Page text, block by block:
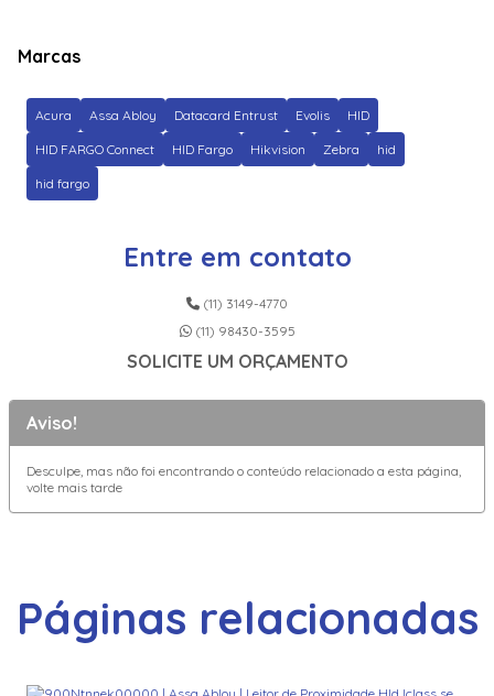
Marcas
Acura Assa Abloy Datacard Entrust Evolis HID
HID FARGO Connect HID Fargo Hikvision Zebra hid
hid fargo
Entre em contato
(11) 3149-4770
(11) 98430-3595
SOLICITE UM ORÇAMENTO
Aviso!
Desculpe, mas não foi encontrando o conteúdo relacionado a esta página,
volte mais tarde
Páginas relacionadas